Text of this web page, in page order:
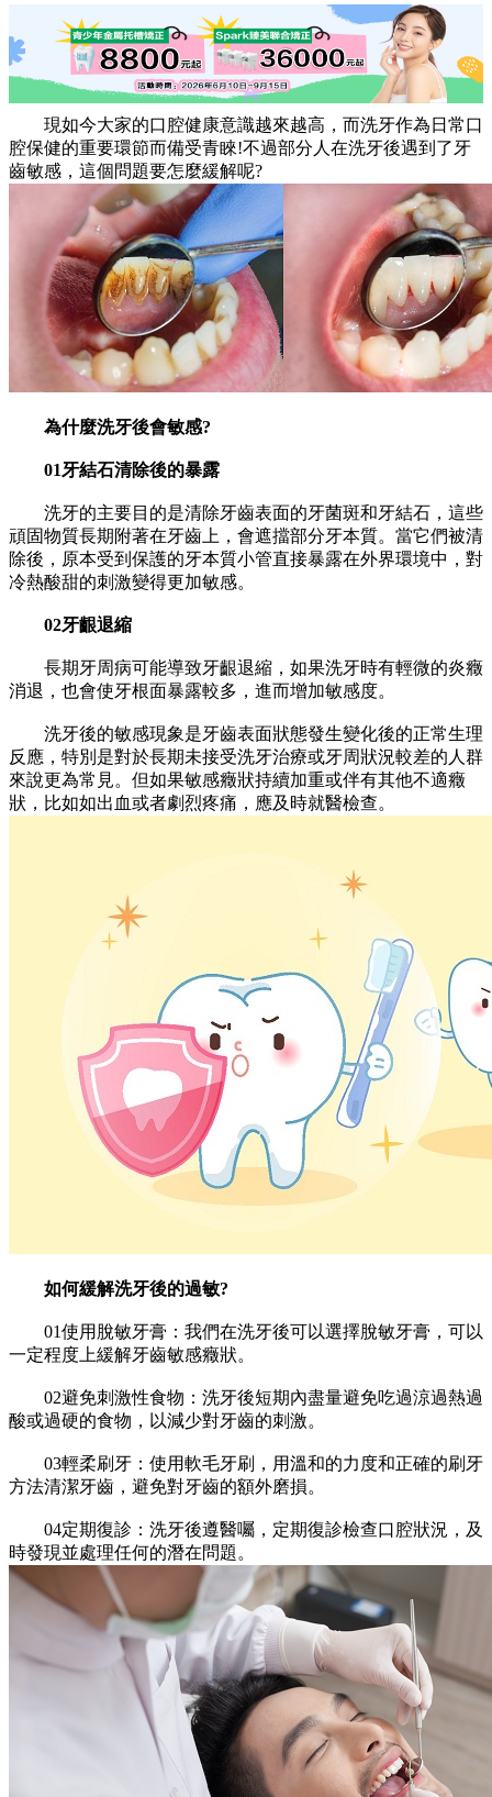
現如今大家的口腔健康意識越來越高，而洗牙作為日常口
腔保健的重要環節而備受青睞!不過部分人在洗牙後遇到了牙
齒敏感，這個問題要怎麼緩解呢?
為什麼洗牙後會敏感?
01牙結石清除後的暴露
洗牙的主要目的是清除牙齒表面的牙菌斑和牙結石，這些
頑固物質長期附著在牙齒上，會遮擋部分牙本質。當它們被清
除後，原本受到保護的牙本質小管直接暴露在外界環境中，對
冷熱酸甜的刺激變得更加敏感。
02牙齦退縮
長期牙周病可能導致牙齦退縮，如果洗牙時有輕微的炎癥
消退，也會使牙根面暴露較多，進而增加敏感度。
洗牙後的敏感現象是牙齒表面狀態發生變化後的正常生理
反應，特別是對於長期未接受洗牙治療或牙周狀況較差的人群
來說更為常見。但如果敏感癥狀持續加重或伴有其他不適癥
狀，比如如出血或者劇烈疼痛，應及時就醫檢查。
如何緩解洗牙後的過敏?
01使用脫敏牙膏：我們在洗牙後可以選擇脫敏牙膏，可以
一定程度上緩解牙齒敏感癥狀。
02避免刺激性食物：洗牙後短期內盡量避免吃過涼過熱過
酸或過硬的食物，以減少對牙齒的刺激。
03輕柔刷牙：使用軟毛牙刷，用溫和的力度和正確的刷牙
方法清潔牙齒，避免對牙齒的額外磨損。
04定期復診：洗牙後遵醫囑，定期復診檢查口腔狀況，及
時發現並處理任何的潛在問題。